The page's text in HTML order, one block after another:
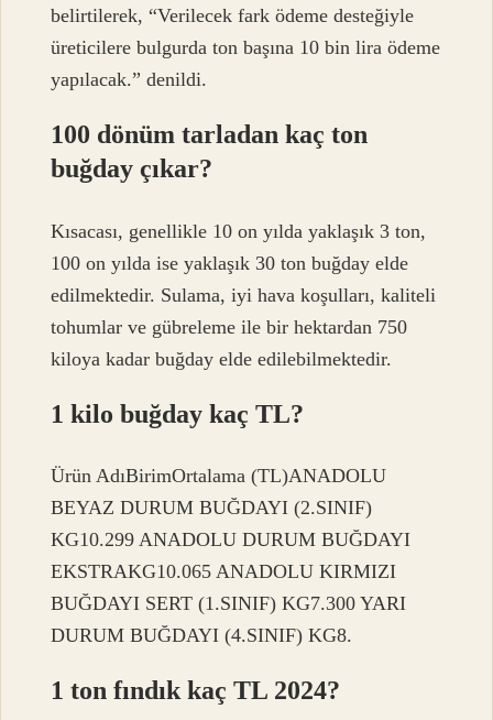
belirtilerek, “Verilecek fark ödeme desteğiyle
üreticilere bulgurda ton başına 10 bin lira ödeme
yapılacak.” denildi.
100 dönüm tarladan kaç ton
buğday çıkar?
Kısacası, genellikle 10 on yılda yaklaşık 3 ton,
100 on yılda ise yaklaşık 30 ton buğday elde
edilmektedir. Sulama, iyi hava koşulları, kaliteli
tohumlar ve gübreleme ile bir hektardan 750
kiloya kadar buğday elde edilebilmektedir.
1 kilo buğday kaç TL?
Ürün AdıBirimOrtalama (TL)ANADOLU
BEYAZ DURUM BUĞDAYI (2.SINIF)
KG10.299 ANADOLU DURUM BUĞDAYI
EKSTRAKG10.065 ANADOLU KIRMIZI
BUĞDAYI SERT (1.SINIF) KG7.300 YARI
DURUM BUĞDAYI (4.SINIF) KG8.
1 ton fındık kaç TL 2024?